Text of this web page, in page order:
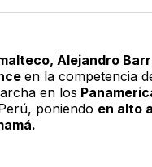
Email
Alejandro
en la competencia
en los
poniendo en alto